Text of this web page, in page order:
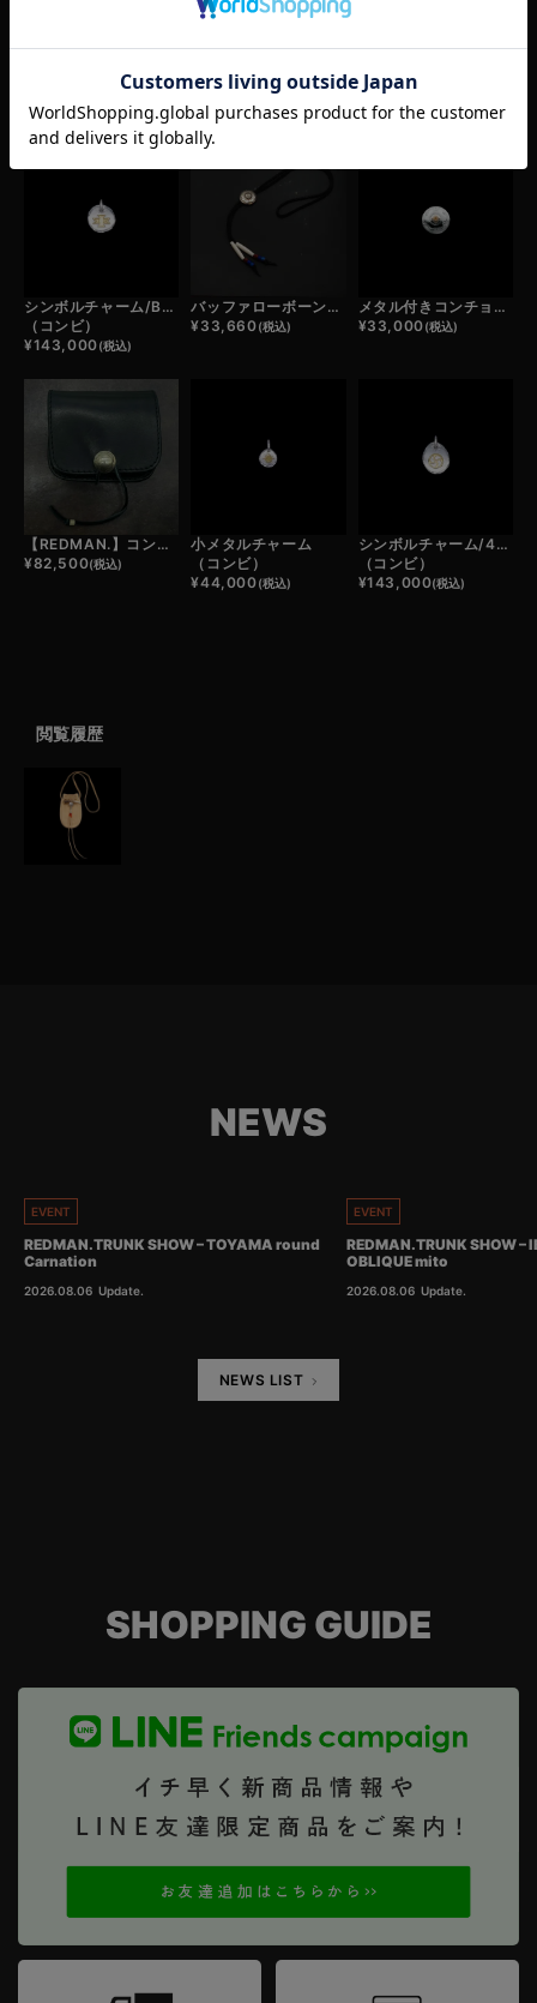
RECOMMEND ITEM あなたへおすすめ商品
シンボルチャーム/BUTTERFLY
（コンビ）
¥143,000(税込)
バッファローボーンビーズ×アンティークビーズ×鹿革紐×コンチョ/ループタイカスタム
¥33,660(税込)
メタル付きコンチョ小/フラワー
¥33,000(税込)
【REDMAN.】コンチョ付き ウォレット
¥82,500(税込)
小メタルチャーム
（コンビ）
¥44,000(税込)
シンボルチャーム/4AGES
（コンビ）
¥143,000(税込)
閲覧履歴
NEWS
EVENT
REDMAN.TRUNK SHOW – TOYAMA round
Carnation
2026.08.06 Update.
EVENT
REDMAN.TRUNK SHOW
OBLIQUE mito
2026.08.06 Update.
NEWS LIST
SHOPPING GUIDE